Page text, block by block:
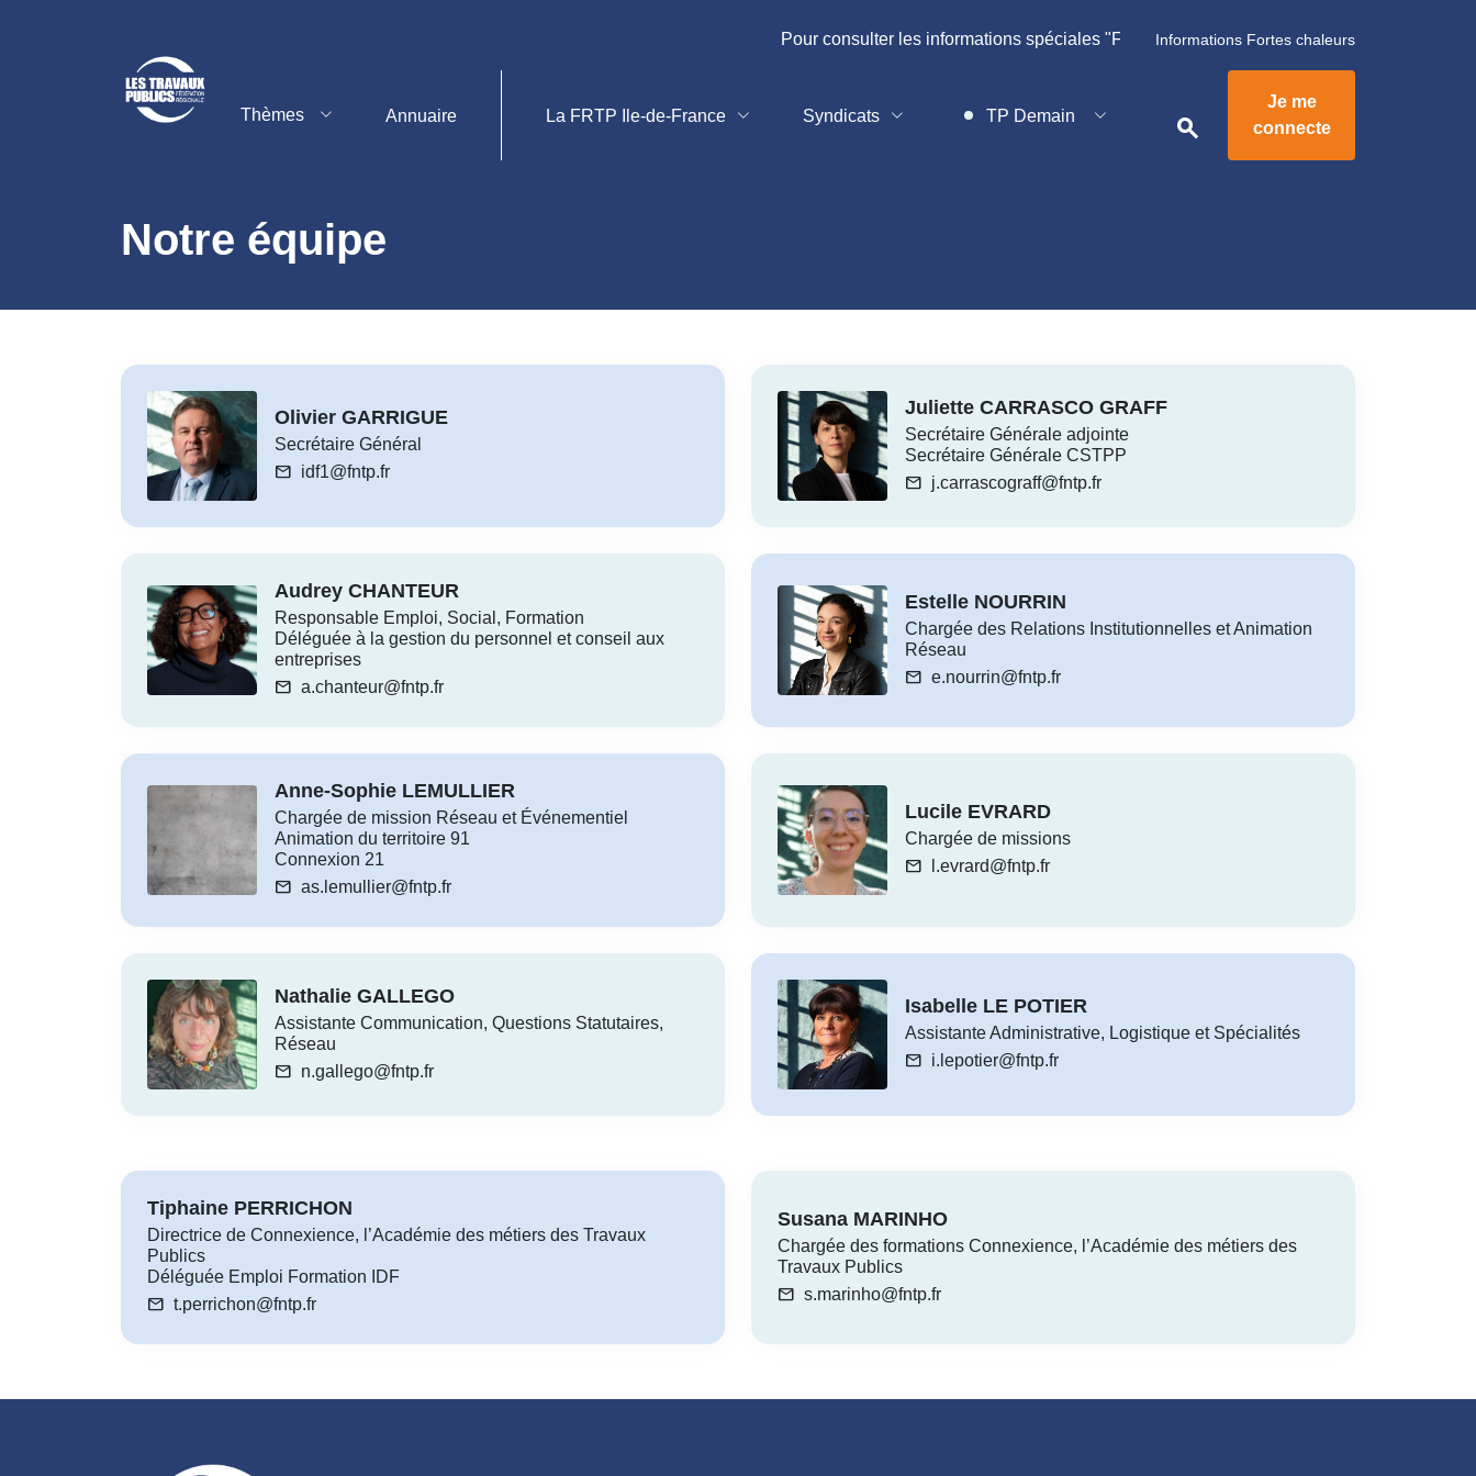
Pour consulter les informations spéciales "Fortes chaleurs", cliquez ici 👉
Informations Fortes chaleurs
Thèmes Annuaire La FRTP Ile-de-France Syndicats
Info Maires &
TP Demain search
Je me
connecte
Notre équipe
Olivier GARRIGUE
Secrétaire Général
mail idf1@fntp.fr
Juliette CARRASCO GRAFF
Secrétaire Générale adjointe
Secrétaire Générale CSTPP
mail j.carrascograff@fntp.fr
Audrey CHANTEUR
Responsable Emploi, Social, Formation
Déléguée à la gestion du personnel et conseil aux
entreprises
mail a.chanteur@fntp.fr
Estelle NOURRIN
Chargée des Relations Institutionnelles et Animation
Réseau
mail e.nourrin@fntp.fr
Anne-Sophie LEMULLIER
Chargée de mission Réseau et Événementiel
Animation du territoire 91
Connexion 21
mail as.lemullier@fntp.fr
Lucile EVRARD
Chargée de missions
mail l.evrard@fntp.fr
Nathalie GALLEGO
Assistante Communication, Questions Statutaires,
Réseau
mail n.gallego@fntp.fr
Isabelle LE POTIER
Assistante Administrative, Logistique et Spécialités
mail i.lepotier@fntp.fr
Tiphaine PERRICHON
Directrice de Connexience, l’Académie des métiers des Travaux
Publics
Déléguée Emploi Formation IDF
mail t.perrichon@fntp.fr
Susana MARINHO
Chargée des formations Connexience, l’Académie des métiers des
Travaux Publics
mail s.marinho@fntp.fr